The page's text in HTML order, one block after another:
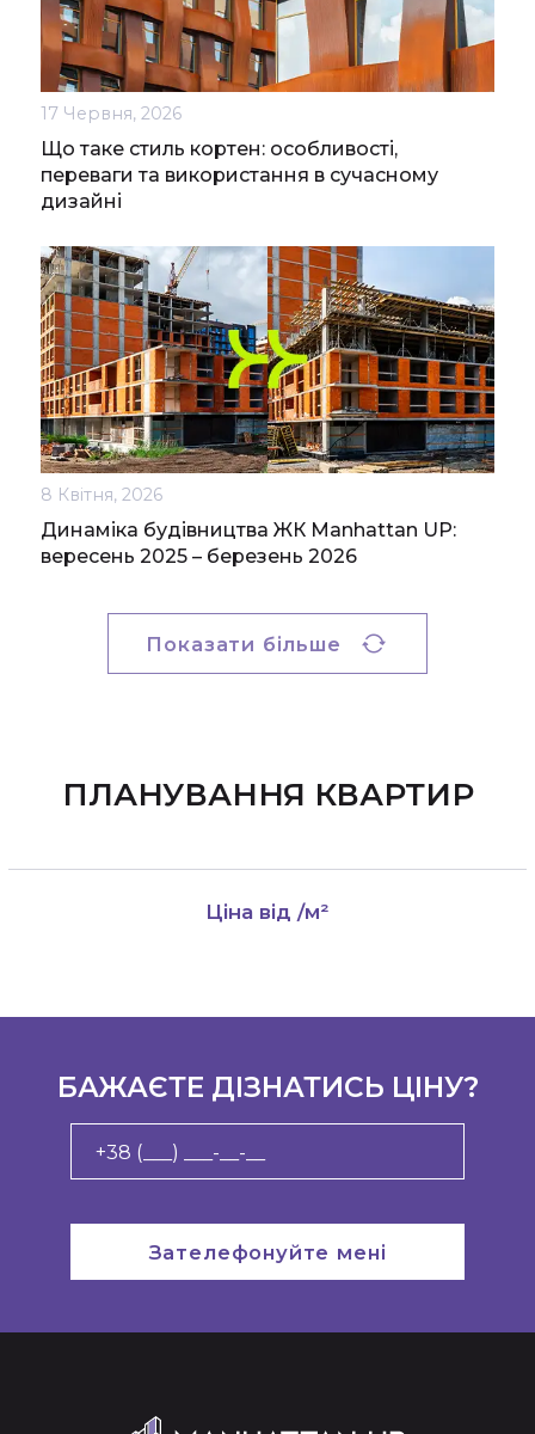
17 Червня, 2026
Що таке стиль кортен: особливості,
переваги та використання в сучасному
дизайні
8 Квітня, 2026
Динаміка будівництва ЖК Manhattan UP:
вересень 2025 – березень 2026
Показати більше
ПЛАНУВАННЯ КВАРТИР
Ціна від /м²
БАЖАЄТЕ ДІЗНАТИСЬ ЦІНУ?
Зателефонуйте мені